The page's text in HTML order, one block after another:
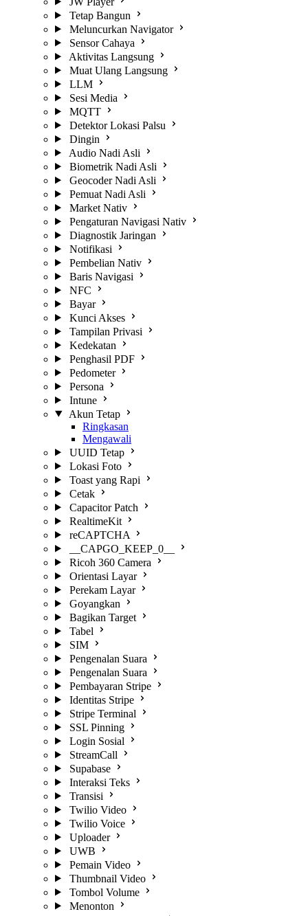
Tetap Bangun
Meluncurkan Navigator
Sensor Cahaya
Aktivitas Langsung
Muat Ulang Langsung
LLM
Sesi Media
MQTT
Detektor Lokasi Palsu
Dingin
Audio Nadi Asli
Biometrik Nadi Asli
Geocoder Nadi Asli
Pemuat Nadi Asli
Market Nativ
Pengaturan Navigasi Nativ
Diagnostik Jaringan
Notifikasi
Pembelian Nativ
Baris Navigasi
NFC
Bayar
Kunci Akses
Tampilan Privasi
Kedekatan
Penghasil PDF
Pedometer
Persona
Intune
Akun Tetap
Ringkasan
Mengawali
UUID Tetap
Lokasi Foto
Toast yang Rapi
Cetak
Capacitor Patch
RealtimeKit
reCAPTCHA
__CAPGO_KEEP_0__
Ricoh 360 Camera
Orientasi Layar
Perekam Layar
Goyangkan
Bagikan Target
Tabel
SIM
Pengenalan Suara
Pengenalan Suara
Pembayaran Stripe
Identitas Stripe
Stripe Terminal
SSL Pinning
Login Sosial
StreamCall
Supabase
Interaksi Teks
Transisi
Twilio Video
Twilio Voice
Uploader
UWB
Pemain Video
Thumbnail Video
Tombol Volume
Menonton